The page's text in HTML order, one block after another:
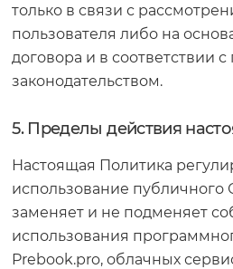
только в связи с
пользователя либо на
договора и в соответствии
законодательством.
5. Пределы действия
Настоящая Политика
использование публичного
заменяет и не подменяет
использования
Prebook.pro, облачных